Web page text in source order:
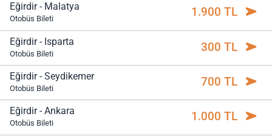
Eğirdir - Malatya
Otobüs Bileti 1.900 TL
Eğirdir - Isparta
Otobüs Bileti 300 TL
Eğirdir - Seydikemer
Otobüs Bileti 700 TL
Eğirdir - Ankara
Otobüs Bileti 1.000 TL